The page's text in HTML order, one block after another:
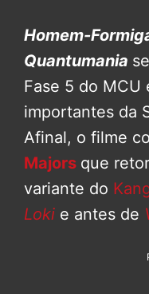
Homem-
Quantumania
Fase 5 do MCU
importantes da
Afinal, o filme
Majors que
variante do
Loki e antes de